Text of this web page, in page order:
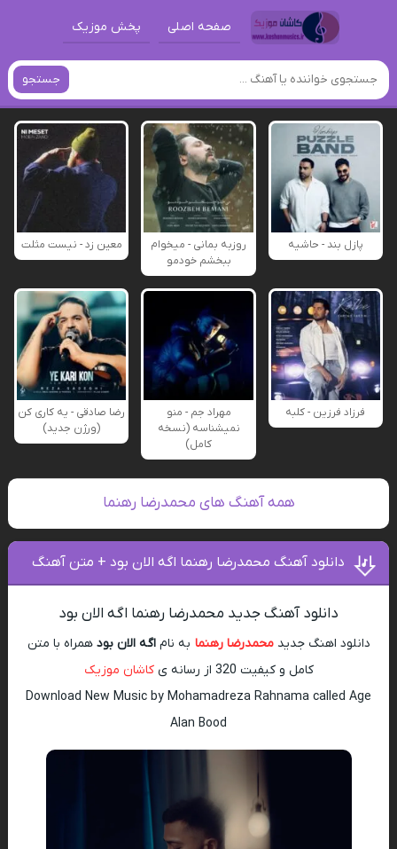
صفحه اصلی پخش موزیک
جستجو
پازل بند - حاشیه
روزبه بمانی - میخوام
ببخشم خودمو
معین زد - نیست مثلت
فرزاد فرزین - کلبه
مهراد جم - منو
نمیشناسه (نسخه
کامل)
رضا صادقی - یه کاری کن
(ورژن جدید)
همه آهنگ های محمدرضا رهنما
دانلود آهنگ محمدرضا رهنما اگه الان بود + متن آهنگ
دانلود آهنگ جدید محمدرضا رهنما اگه الان بود
دانلود اهنگ جدیدمحمدرضا رهنما به ناماگه الان بود همراه با متن
کامل و کیفیت 320 از رسانه ی
کاشان موزیک
Download New Music by Mohamadreza Rahnama called Age
Alan Bood